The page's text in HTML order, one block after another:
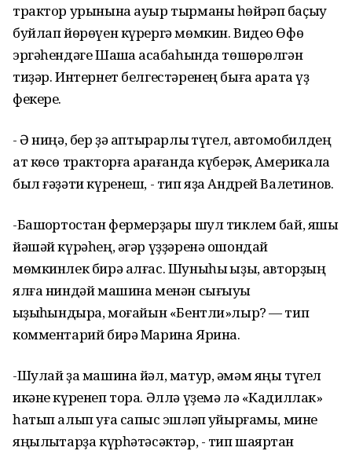
трактор урынына ауыр тырманы һөйрәп баҫыу
буйлап йөрөүен күрергә мөмкин. Видео Өфө
эргәһендәге Шаҡша ҡасабаһында төшөрөлгән
тиҙәр. Интернет белгестәренең быға ҡарата үҙ
фекере.
- Ә ниңә, бер ҙә аптырарлыҡ түгел, автомобилдең
ат көсө тракторға ҡарағанда күберәк, Америкала
был ғәҙәти күренеш, - тип яҙа Андрей Валетинов.
-Башҡортостан фермерҙары шул тиклем бай, яҡшы
йәшәй күрәһең, әгәр үҙҙәренә ошондай
мөмкинлек бирә алғас. Шуныһы ҡыҙыҡ, авторҙың
ялға ниндәй машина менән сығыуы
ҡыҙыҡһындыра, моғайын «Бентли»лыр? — тип
комментарий бирә Марина Ярина.
-Шулай ҙа машина йәл, матур, әмәм яңы түгел
икәне күренеп тора. Әллә үҙемә лә «Кадиллак»
һатып алып уға сапҡыс эшләп ҡуйырғамы, мине
яңылыҡтарҙа күрһәтәсәктәр, - тип шаяртҡан